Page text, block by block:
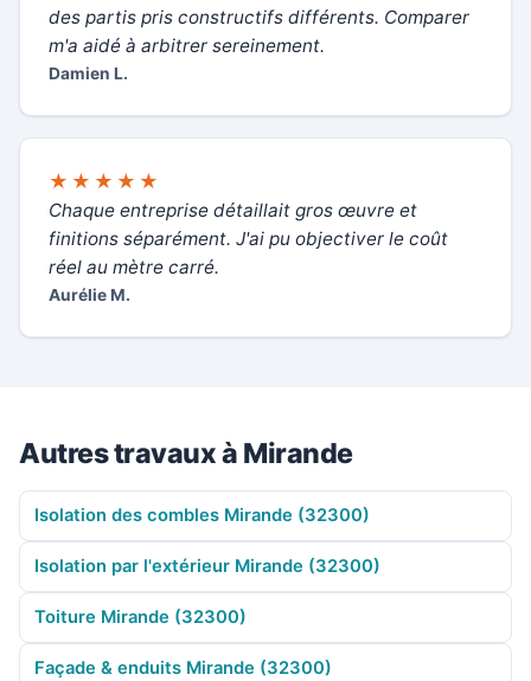
des partis pris constructifs différents. Comparer
m'a aidé à arbitrer sereinement.
Damien L.
★★★★★
Chaque entreprise détaillait gros œuvre et
finitions séparément. J'ai pu objectiver le coût
réel au mètre carré.
Aurélie M.
Autres travaux à Mirande
Isolation des combles Mirande (32300)
Isolation par l'extérieur Mirande (32300)
Toiture Mirande (32300)
Façade & enduits Mirande (32300)